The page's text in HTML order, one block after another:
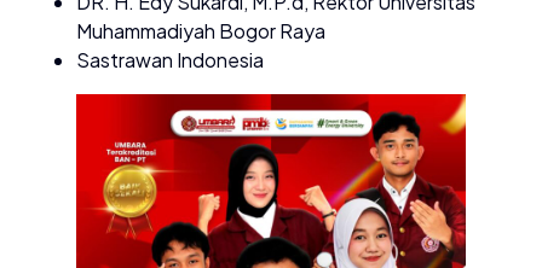
Muhammadiyah Bogor Raya
Sastrawan Indonesia